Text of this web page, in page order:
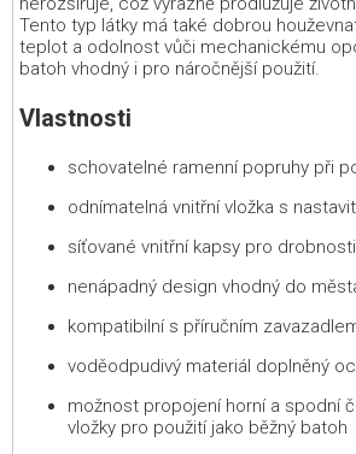
Tento typ látky má také dobrou
teplot a odolnost vůči mechanickému
batoh vhodný i pro náročnější použití.
Vlastnosti
schovatelné ramenní popruhy při
odnímatelná vnitřní vložka s
síťované vnitřní kapsy pro
nenápadný design vhodný do
kompatibilní s příručním
voděodpudivý materiál doplněný
možnost propojení horní a spodní
vložky pro použití jako běžný batoh